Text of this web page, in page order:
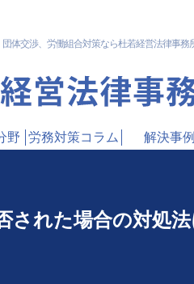
団体交渉、労働組合対策なら杜若経営法律事務
野 労務対策コラム 解決事例
された場合の対処